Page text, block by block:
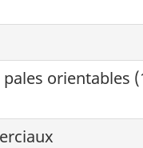
orientables